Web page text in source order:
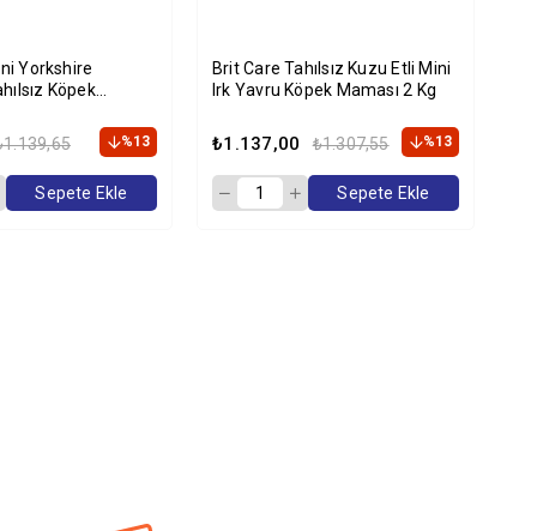
Yorkshire
Köpek
%13
Sepete Ekle
Brit Care Tahılsız Kuzu Etli Mini
Irk Yavru Köpek Maması 2 Kg
₺1.137,00 ₺1.307,55 %13
Sepete Ekle